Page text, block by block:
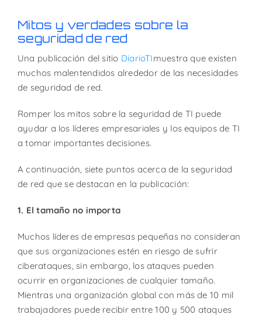
Mitos y verdades sobre la
seguridad de red
Una publicación del sitio DiarioTImuestra que existen
muchos malentendidos alrededor de las necesidades
de seguridad de red.
Romper los mitos sobre la seguridad de TI puede
ayudar a los líderes empresariales y los equipos de TI
a tomar importantes decisiones.
A continuación, siete puntos acerca de la seguridad
de red que se destacan en la publicación:
1. El tamaño no importa
Muchos líderes de empresas pequeñas no consideran
que sus organizaciones estén en riesgo de sufrir
ciberataques, sin embargo, los ataques pueden
ocurrir en organizaciones de cualquier tamaño.
Mientras una organización global con más de 10 mil
trabajadores puede recibir entre 100 y 500 ataques